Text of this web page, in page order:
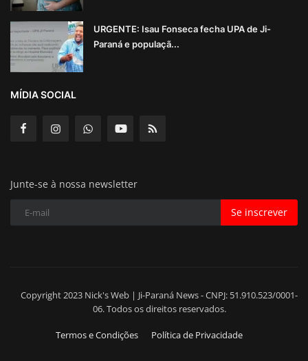
URGENTE: Isau Fonseca fecha UPA de Ji-
Paraná e populaçã...
MÍDIA SOCIAL
Junte-se à nossa newsletter
Se inscrever
Copyright 2023 Nick's Web | Ji-Paraná News - CNPJ: 51.910.523/0001-
06. Todos os direitos reservados.
Termos e Condições Política de Privacidade